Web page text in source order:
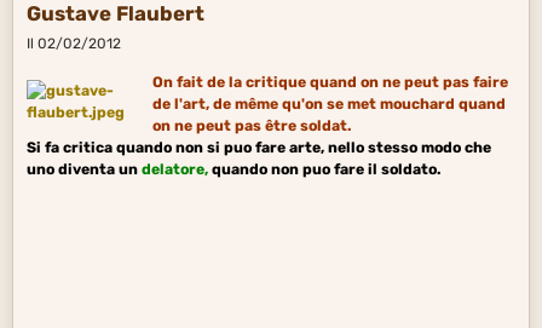
Gustave Flaubert
Il 02/02/2012
On fait de la critique quand on ne peut pas faire
de l'art, de même qu'on se met mouchard quand
on ne peut pas être soldat.
Si fa critica quando non si puo fare arte, nello stesso modo che
uno diventa un delatore,quando non puo fare il soldato.